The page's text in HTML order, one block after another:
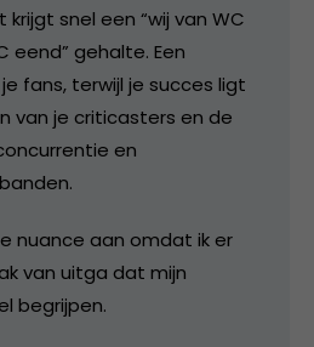
snel een “wij van WC
eend” gehalte. Een
fans, terwijl je succes ligt
van je criticasters en de
en
nuance aan omdat ik er
van uitga dat mijn
begrijpen.